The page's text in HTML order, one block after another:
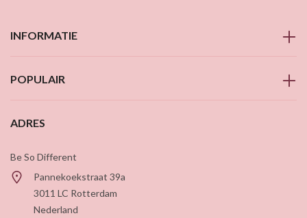
INFORMATIE
POPULAIR
ADRES
Be So Different
Pannekoekstraat 39a
3011 LC Rotterdam
Nederland